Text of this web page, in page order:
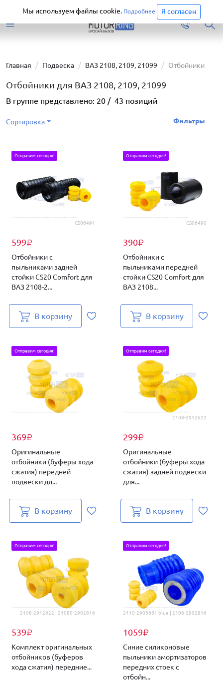
Перейти
Главная Подвеска ВАЗ 2108, 2109, 21099 Отбойники
Отбойники для ВАЗ 2108, 2109, 21099
В группе представлено: 20 / 43 позиций
Сортировка Фильтры
CS06491
599₽
Отправим сегодня!
Отбойники с
пыльниками задней
стойки CS20 Comfort для
ВАЗ 2108-2...
В корзину
CS06490
390₽
Отправим сегодня!
Отбойники с
пыльниками передней
стойки CS20 Comfort для
ВАЗ 2108...
В корзину
369₽
Отправим сегодня!
Оригинальные
отбойники (буферы хода
сжатия) передней
подвески дл...
В корзину
2108-2912622
299₽
Отправим сегодня!
Оригинальные
отбойники (буферы хода
сжатия) задней подвески
для...
В корзину
2108-2912622 | 21080-2902816
539₽
Отправим сегодня!
Комплект оригинальных
отбойников (буферов
хода сжатия) передние...
2110-2905681 blue | 2108-2902816
1059₽
Отправим сегодня!
Синие силиконовые
пыльники амортизаторов
передних стоек с
отбойн...
Мы используем файлы cookie. Подробнее Я согласен